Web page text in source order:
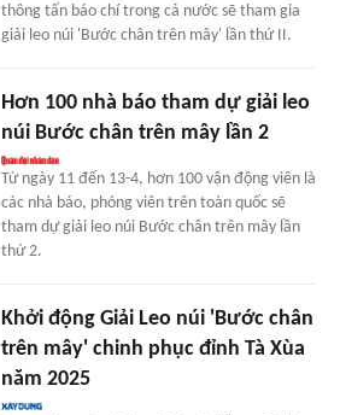
thông tấn báo chí trong cả nước sẽ tham gia
giải leo núi 'Bước chân trên mây' lần thứ II.
Hơn 100 nhà báo tham dự giải leo
núi Bước chân trên mây lần 2
Từ ngày 11 đến 13-4, hơn 100 vận động viên là
các nhà báo, phóng viên trên toàn quốc sẽ
tham dự giải leo núi Bước chân trên mây lần
thứ 2.
Khởi động Giải Leo núi 'Bước chân
trên mây' chinh phục đỉnh Tà Xùa
năm 2025